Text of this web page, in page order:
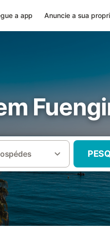
a app Anuncie a sua